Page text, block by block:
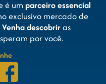
é um parceiro essencial
exclusivo mercado de
Venha descobriras
por você.